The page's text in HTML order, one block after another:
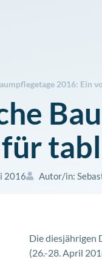
2016: Ein
2016 Autor/in:
Die diesjährigen
(26.-28. April